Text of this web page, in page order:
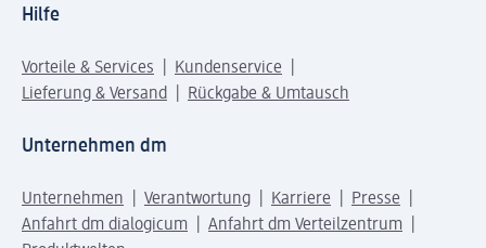
Hilfe
Vorteile & Services
Kundenservice
Lieferung & Versand
Rückgabe & Umtausch
Unternehmen dm
Unternehmen Verantwortung Karriere
Presse
Anfahrt dm dialogicum
Anfahrt dm Verteilzentrum